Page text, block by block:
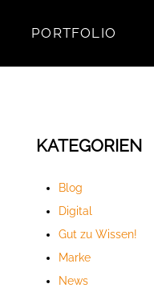
PORTFOLIO
KATEGORIEN
Blog
Digital
Gut zu Wissen!
Marke
News